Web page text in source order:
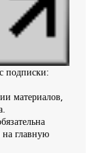
подписки:
материалов,
на главную